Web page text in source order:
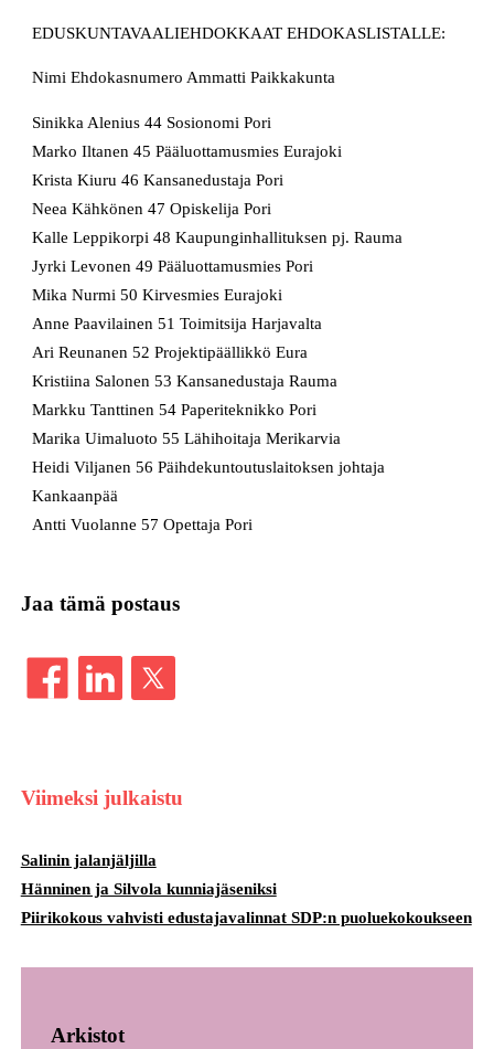
EDUSKUNTAVAALIEHDOKKAAT EHDOKASLISTALLE:
Nimi Ehdokasnumero Ammatti Paikkakunta
Sinikka Alenius 44 Sosionomi Pori
Marko Iltanen 45 Pääluottamusmies Eurajoki
Krista Kiuru 46 Kansanedustaja Pori
Neea Kähkönen 47 Opiskelija Pori
Kalle Leppikorpi 48 Kaupunginhallituksen pj. Rauma
Jyrki Levonen 49 Pääluottamusmies Pori
Mika Nurmi 50 Kirvesmies Eurajoki
Anne Paavilainen 51 Toimitsija Harjavalta
Ari Reunanen 52 Projektipäällikkö Eura
Kristiina Salonen 53 Kansanedustaja Rauma
Markku Tanttinen 54 Paperiteknikko Pori
Marika Uimaluoto 55 Lähihoitaja Merikarvia
Heidi Viljanen 56 Päihdekuntoutuslaitoksen johtaja
Kankaanpää
Antti Vuolanne 57 Opettaja Pori
Jaa tämä postaus
Viimeksi julkaistu
Salinin jalanjäljilla
Hänninen ja Silvola kunniajäseniksi
Piirikokous vahvisti edustajavalinnat SDP:n puoluekokoukseen
Arkistot